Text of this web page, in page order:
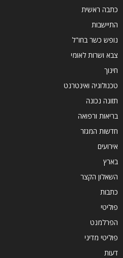
כתבה ראשית
התיישבות
נופש כשר בחו"ל
צבא ושרות לאומי
חינוך
טכנולוגיה ואינטרנט
תזונה נכונה
בריאות ורפואה
חדשות המגזר
אירועים
בארץ
השאלון הקצר
כתבות
פוליטי
הפרלמנט
פוליטי מדיני
דעות